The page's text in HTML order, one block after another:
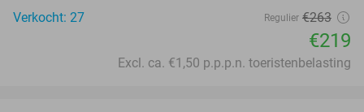
Verkocht: 27
Regulier €263
€219
Excl. ca. €1,50 p.p.p.n. toeristenbelasting